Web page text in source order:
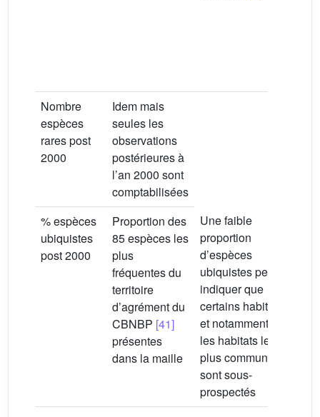
Nombre
espèces
rares post
2000
Idem mais
seules les
observations
postérieures à
l’an 2000 sont
comptabilisées
% espèces
ubiquistes
post 2000
Proportion des
85 espèces les
plus
fréquentes du
territoire
d’agrément du
CBNBP [41]
présentes
dans la maille
Une faible
proportion
d’espèces
ubiquistes peut
indiquer que
certains habitats
et notamment
les habitats les
plus communs
sont sous-
prospectés